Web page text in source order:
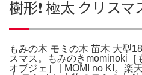
樹形❗ 極太 クリス
もみの木 モミの木 苗木 大型
スマス。もみのきmominoki［
オブジェ］ | MOMI no KI。楽